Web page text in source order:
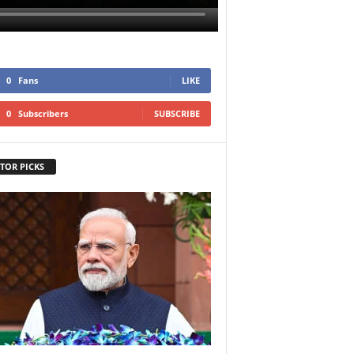
0 Fans LIKE
0 Subscribers SUBSCRIBE
PICKS